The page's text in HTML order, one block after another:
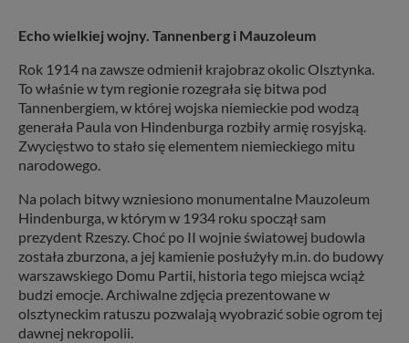
Echo wielkiej wojny. Tannenberg i Mauzoleum
Rok 1914 na zawsze odmienił krajobraz okolic Olsztynka.
To właśnie w tym regionie rozegrała się bitwa pod
Tannenbergiem, w której wojska niemieckie pod wodzą
generała Paula von Hindenburga rozbiły armię rosyjską.
Zwycięstwo to stało się elementem niemieckiego mitu
narodowego.
Na polach bitwy wzniesiono monumentalne Mauzoleum
Hindenburga, w którym w 1934 roku spoczął sam
prezydent Rzeszy. Choć po II wojnie światowej budowla
została zburzona, a jej kamienie posłużyły m.in. do budowy
warszawskiego Domu Partii, historia tego miejsca wciąż
budzi emocje. Archiwalne zdjęcia prezentowane w
olsztyneckim ratuszu pozwalają wyobrazić sobie ogrom tej
dawnej nekropolii.